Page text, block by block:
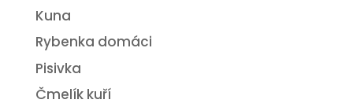
Kuna
Rybenka domáci
Pisivka
Čmelík kuří